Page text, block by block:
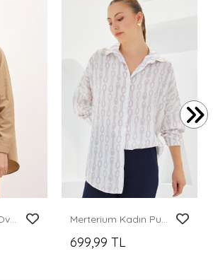
Merterium 3900 Oversize Uzun Basic Gömlek - Bisküvi Merterium Kadın Pudra Beyaz Desenli Oversize Saten Gömlek 3985
699,99 TL